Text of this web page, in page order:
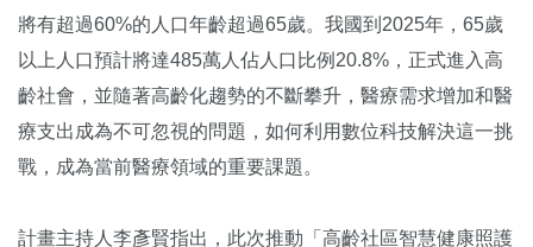
將有超過60%的人口年齡超過65歲。我國到2025年，65歲
以上人口預計將達485萬人佔人口比例20.8%，正式進入高
齡社會，並隨著高齡化趨勢的不斷攀升，醫療需求增加和醫
療支出成為不可忽視的問題，如何利用數位科技解決這一挑
戰，成為當前醫療領域的重要課題。
計畫主持人李彥賢指出，此次推動「高齡社區智慧健康照護